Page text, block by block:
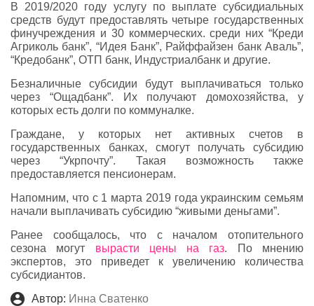
В 2019/2020 году услугу по выплате субсидиальных
средств будут предоставлять четыре государственных
финучреждения и 30 коммерческих. среди них “Креди
Агриколь банк”, “Идея Банк”, Райффайзен банк Аваль”,
“Кредобанк”, ОТП банк, Индустриалбанк и другие.
Безналичные субсидии будут выплачиваться только
через “Ощадбанк”. Их получают домохозяйства, у
которых есть долги по коммуналке.
Граждане, у которых нет активных счетов в
государственных банках, смогут получать субсидию
через “Укрпочту”. Такая возможность также
предоставляется пенсионерам.
Напомним, что с 1 марта 2019 года украинским семьям
начали выплачивать субсидию “живыми деньгами”.
Ранее сообщалось, что с началом отопительного
сезона могут вырасти цены на газ. По мнению
экспертов, это приведет к увеличению количества
субсидиантов.
Автор: Инна Сватенко